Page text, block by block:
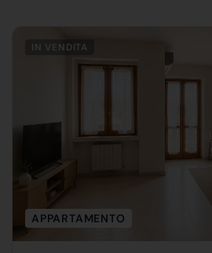
IN VENDITA
APPARTAMENTO